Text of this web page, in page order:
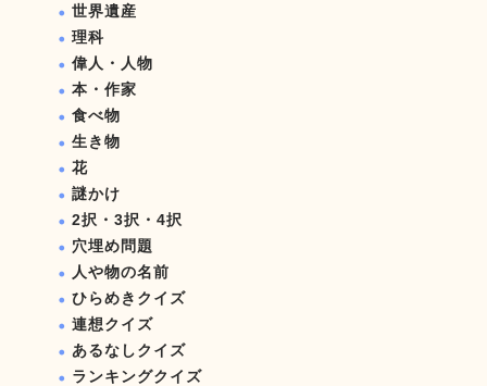
世界遺産
理科
偉人・人物
本・作家
食べ物
生き物
花
謎かけ
2択・3択・4択
穴埋め問題
人や物の名前
ひらめきクイズ
連想クイズ
あるなしクイズ
ランキングクイズ